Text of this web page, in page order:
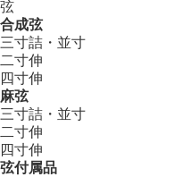
弦
合成弦
三寸詰・並寸
二寸伸
四寸伸
麻弦
三寸詰・並寸
二寸伸
四寸伸
弦付属品